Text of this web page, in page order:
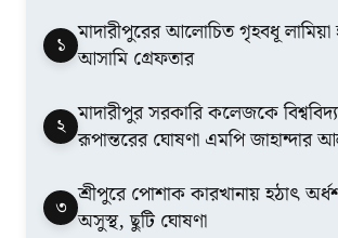
১ মাদারীপুরের আলোচিত গৃহবধূ লামিয়া
আসামি গ্রেফতার
২ মাদারীপুর সরকারি কলেজকে
রূপান্তরের ঘোষণা এমপি জাহান্দার
৩ শ্রীপুরে পোশাক কারখানায় হঠাৎ
অসুস্থ, ছুটি ঘোষণা